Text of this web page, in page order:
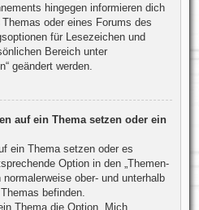
hingegen informieren dich
oder eines Forums des
für Lesezeichen und
Bereich unter
geändert werden.
auf ein Thema setzen oder ein
ein Thema setzen oder es
Option in den „Themen-
ober- und unterhalb
befinden.
Thema die Option „Mich